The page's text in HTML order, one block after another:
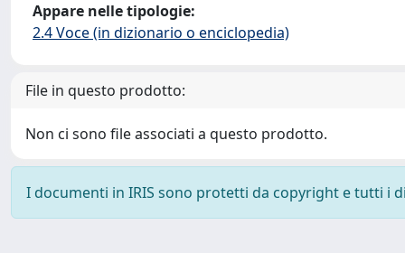
Appare nelle tipologie:
2.4 Voce (in dizionario o enciclopedia)
File in questo prodotto:
Non ci sono file associati a questo prodotto.
I documenti in IRIS sono protetti da copyright e tutti i